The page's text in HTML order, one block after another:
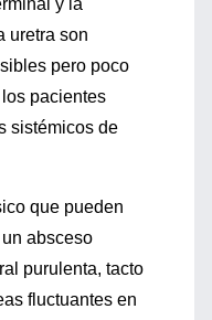
y la
uretra son
pero poco
pacientes
sistémicos de
que pueden
absceso
purulenta, tacto
fluctuantes en